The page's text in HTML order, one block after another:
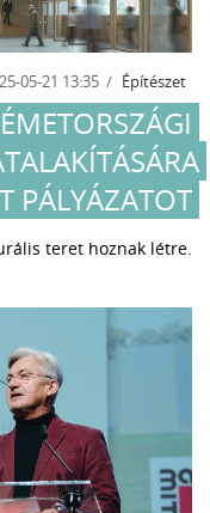
05-21 13:35 Építészet
PÁLYÁZATOT
teret hoznak létre.